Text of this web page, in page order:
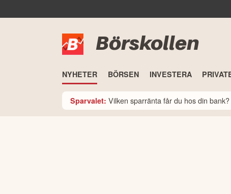
Börskollen
NYHETER BÖRSEN INVESTERA
Sparvalet: Vilken sparränta får du hos din